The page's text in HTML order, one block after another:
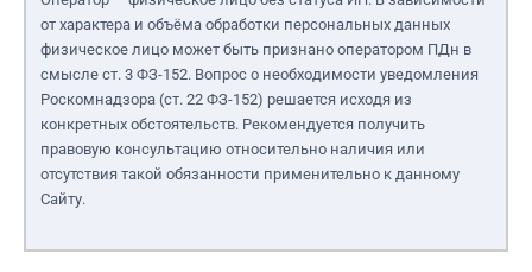
от характера и объёма обработки персональных данных
физическое лицо может быть признано оператором ПДн в
смысле ст. 3 ФЗ-152. Вопрос о необходимости уведомления
Роскомнадзора (ст. 22 ФЗ-152) решается исходя из
конкретных обстоятельств. Рекомендуется получить
правовую консультацию относительно наличия или
отсутствия такой обязанности применительно к данному
Сайту.